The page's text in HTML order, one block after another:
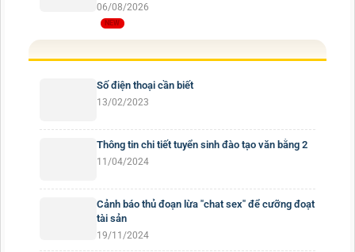
06/08/2026
Số điện thoại cần biết
13/02/2023
Thông tin chi tiết tuyển sinh đào tạo văn bằng 2
11/04/2024
Cảnh báo thủ đoạn lừa "chat sex" để cưỡng đoạt
tài sản
19/11/2024